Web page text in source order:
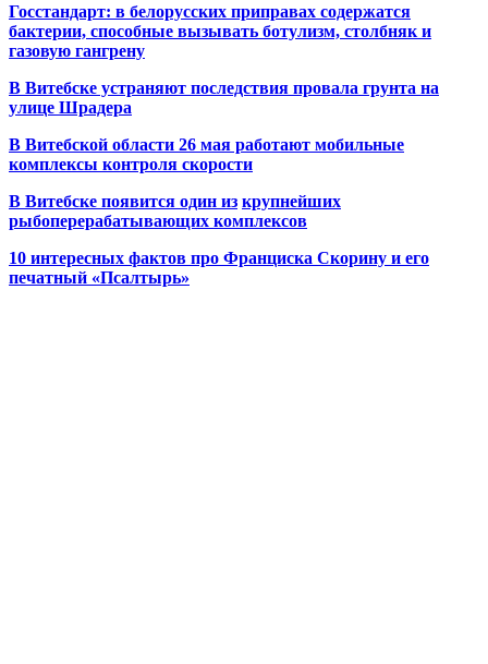
Госстандарт: в белорусских приправах содержатся
бактерии, способные вызывать ботулизм, столбняк и
газовую гангрену
В Витебске устраняют последствия провала грунта на
улице Шрадера
В Витебской области 26 мая работают мобильные
комплексы контроля скорости
В Витебске появится один из крупнейших
рыбоперерабатывающих комплексов
10 интересных фактов про Франциска Скорину и его
печатный «Псалтырь»